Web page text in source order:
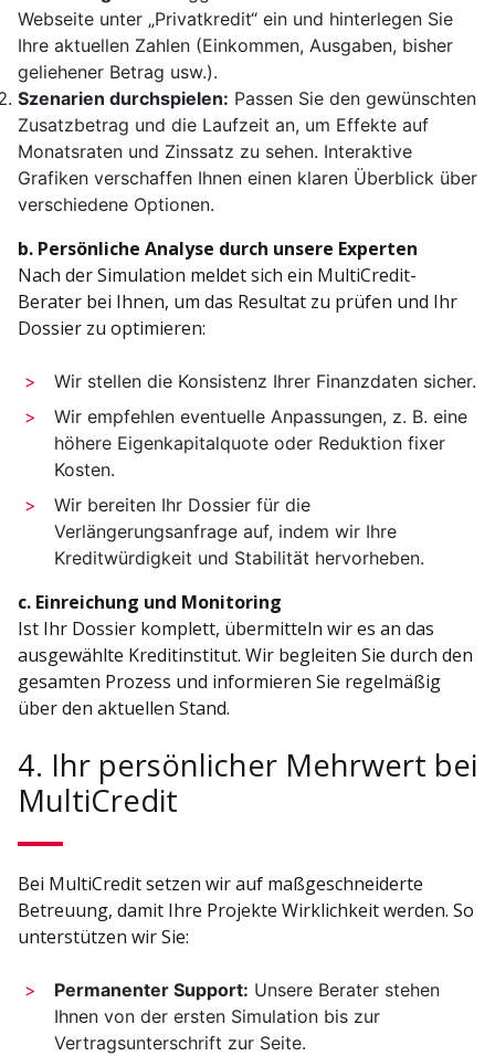
Webseite unter „Privatkredit“ ein und hinterlegen Sie
Ihre aktuellen Zahlen (Einkommen, Ausgaben, bisher
geliehener Betrag usw.).
Szenarien durchspielen: Passen Sie den gewünschten
Zusatzbetrag und die Laufzeit an, um Effekte auf
Monatsraten und Zinssatz zu sehen. Interaktive
Grafiken verschaffen Ihnen einen klaren Überblick über
verschiedene Optionen.
b. Persönliche Analyse durch unsere Experten
Nach der Simulation meldet sich ein MultiCredit-
Berater bei Ihnen, um das Resultat zu prüfen und Ihr
Dossier zu optimieren:
Wir stellen die Konsistenz Ihrer Finanzdaten sicher.
Wir empfehlen eventuelle Anpassungen, z. B. eine
höhere Eigenkapitalquote oder Reduktion fixer
Kosten.
Wir bereiten Ihr Dossier für die
Verlängerungsanfrage auf, indem wir Ihre
Kreditwürdigkeit und Stabilität hervorheben.
c. Einreichung und Monitoring
Ist Ihr Dossier komplett, übermitteln wir es an das
ausgewählte Kreditinstitut. Wir begleiten Sie durch den
gesamten Prozess und informieren Sie regelmäßig
über den aktuellen Stand.
4. Ihr persönlicher Mehrwert bei
MultiCredit
Bei MultiCredit setzen wir auf maßgeschneiderte
Betreuung, damit Ihre Projekte Wirklichkeit werden. So
unterstützen wir Sie:
Permanenter Support: Unsere Berater stehen
Ihnen von der ersten Simulation bis zur
Vertragsunterschrift zur Seite.